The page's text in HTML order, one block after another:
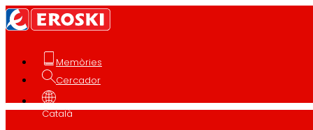
Memòries
Cercador
Català